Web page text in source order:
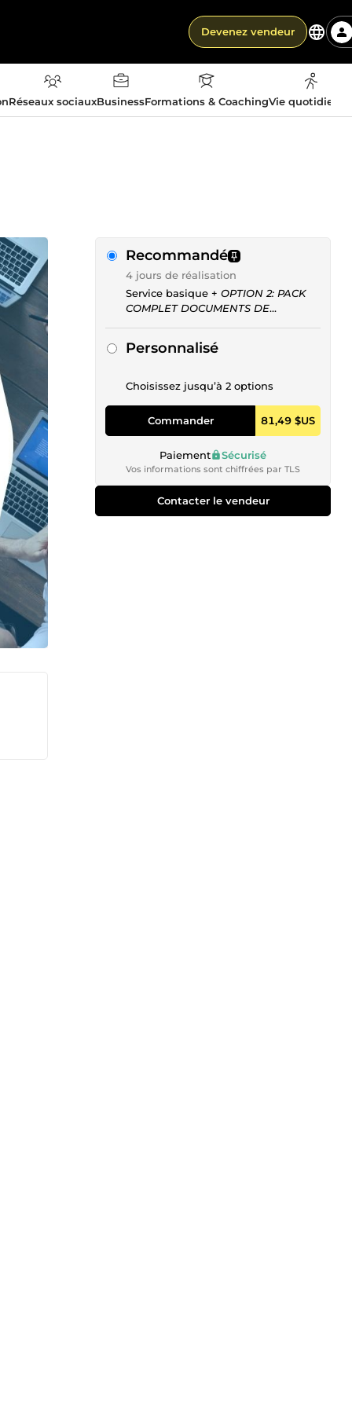
Devenez vendeur
Réseaux sociauxBusinessFormations & CoachingVie
Recommandé
4 jours de réalisation
Service basique + OPTION 2: PACK
COMPLET DOCUMENTS DE
Personnalisé
Choisissez jusqu’à 2 options
Commander 81,49 $US
Paiement Sécurisé
Vos informations sont chiffrées par TLS
Contacter le vendeur